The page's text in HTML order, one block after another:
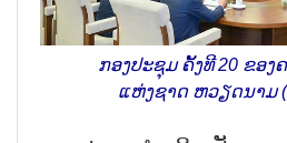
ກອງປະຊຸມ ຄັ້ງທີ 20 ຂອງ
ແຫ່ງຊາດ ຫວຽດນາມ (